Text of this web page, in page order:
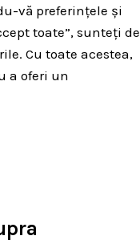
vă preferințele și
toate”, sunteți de
Cu toate acestea,
a oferi un